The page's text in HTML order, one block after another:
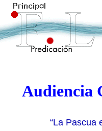
Audiencia
“La Pascua